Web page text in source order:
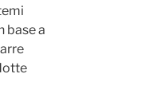
base a